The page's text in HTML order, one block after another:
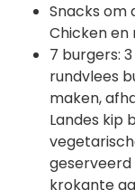
Snacks om
Chicken en
7 burgers:
rundvlees
maken,
Landes kip
geserveerd
krokante